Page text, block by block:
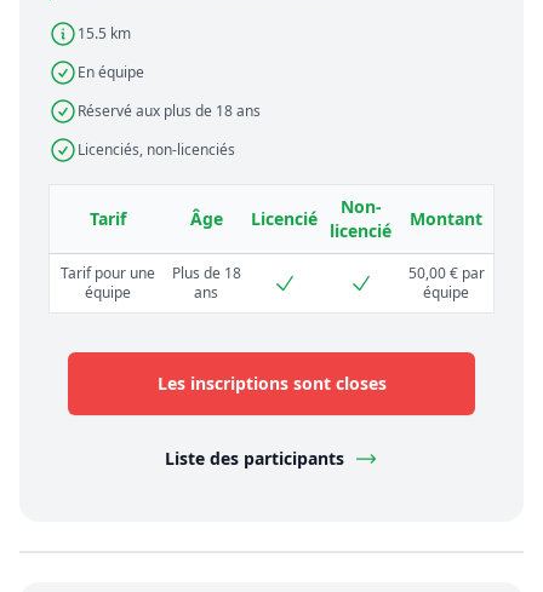
15.5 km
En équipe
Réservé aux plus de 18 ans
Licenciés, non-licenciés
Tarif Âge Licencié
Non-
licencié
Montant
Tarif pour une
équipe
Plus de 18
ans
50,00 € par
équipe
Les inscriptions sont closes
Liste des participants